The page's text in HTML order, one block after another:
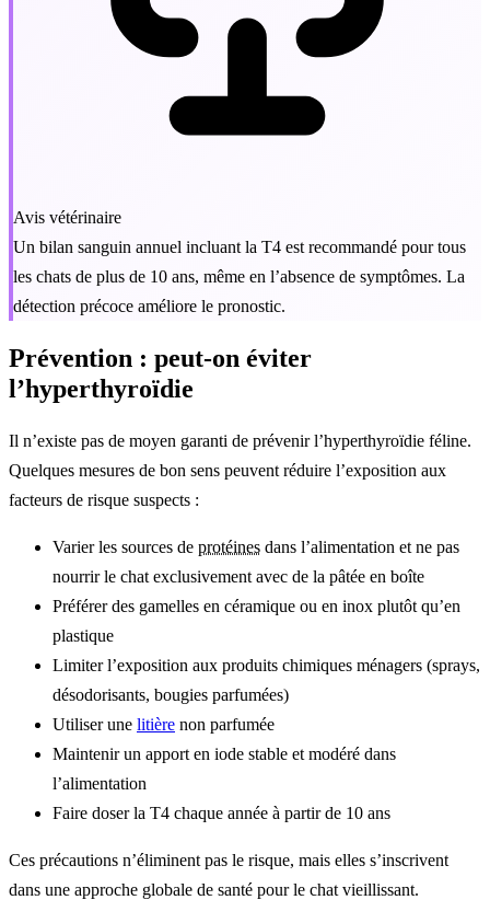
Avis vétérinaire
Un bilan sanguin annuel incluant la T4 est recommandé pour tous
les chats de plus de 10 ans, même en l’absence de symptômes. La
détection précoce améliore le pronostic.
Prévention : peut-on éviter
l’hyperthyroïdie
Il n’existe pas de moyen garanti de prévenir l’hyperthyroïdie féline.
Quelques mesures de bon sens peuvent réduire l’exposition aux
facteurs de risque suspects :
Varier les sources de protéines dans l’alimentation et ne pas
nourrir le chat exclusivement avec de la pâtée en boîte
Préférer des gamelles en céramique ou en inox plutôt qu’en
plastique
Limiter l’exposition aux produits chimiques ménagers (sprays,
désodorisants, bougies parfumées)
Utiliser une litière non parfumée
Maintenir un apport en iode stable et modéré dans
l’alimentation
Faire doser la T4 chaque année à partir de 10 ans
Ces précautions n’éliminent pas le risque, mais elles s’inscrivent
dans une approche globale de santé pour le chat vieillissant.